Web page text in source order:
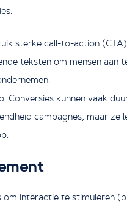
sterke call-to-action
teksten om mensen aan
Conversies kunnen vaak
campagnes, maar ze
om interactie te stimuleren